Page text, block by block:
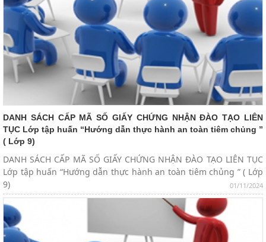
01/11/2024
DANH SÁCH CẤP MÃ SỐ GIẤY CHỨNG NHẬN ĐÀO TẠO LIÊN
TỤC Lớp tập huấn “Hướng dẫn thực hành an toàn tiêm chủng ”
( Lớp 9)
DANH SÁCH CẤP MÃ SỐ GIẤY CHỨNG NHẬN ĐÀO TẠO LIÊN TỤC
Lớp tập huấn “Hướng dẫn thực hành an toàn tiêm chủng ” ( Lớp
9)